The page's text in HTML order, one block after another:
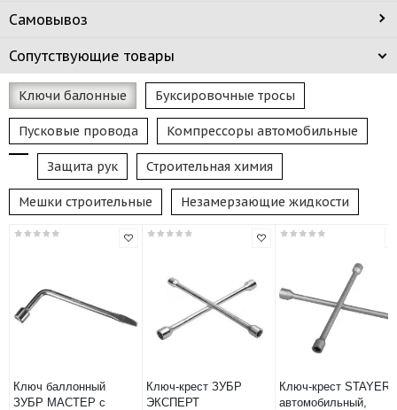
Самовывоз
Сопутствующие товары
Ключи балонные Буксировочные тросы
Пусковые провода Компрессоры автомобильные
Защита рук Строительная химия
Мешки строительные Незамерзающие жидкости
Ключ баллонный
ЗУБР МАСТЕР с
Ключ-крест ЗУБР
ЭКСПЕРТ
Ключ-крест STAYER
автомобильный,